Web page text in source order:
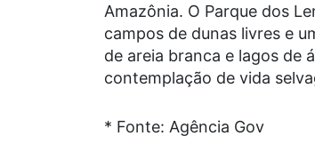
Amazônia. O Parque dos
campos de dunas livres e
de areia branca e lagos de
contemplação de vida
* Fonte: Agência Gov